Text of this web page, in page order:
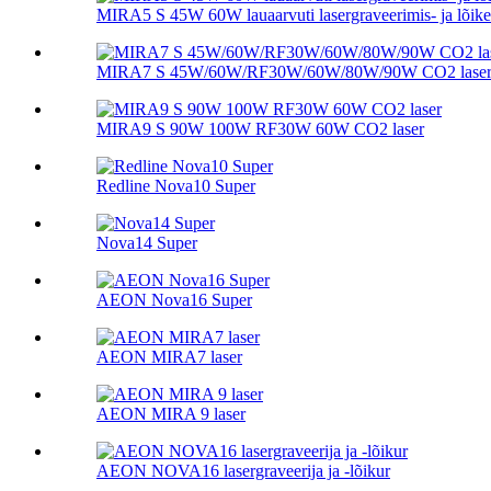
MIRA5 S 45W 60W lauaarvuti lasergraveerimis- ja
MIRA7 S 45W/60W/RF30W/60W/80W/90W CO2 laser
MIRA9 S 90W 100W RF30W 60W CO2 laser
Redline Nova10 Super
Nova14 Super
AEON Nova16 Super
AEON MIRA7 laser
AEON MIRA 9 laser
AEON NOVA16 lasergraveerija ja -lõikur